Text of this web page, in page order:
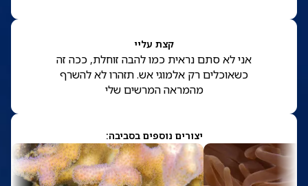
קצת עליי
אני לא סתם נראית כמו להבה זוחלת, ככה זה
כשאוכלים רק אלמוגי אש. תזהרו לא להשרף
מהמראה המרשים שלי
יצורים נוספים בסביבה: